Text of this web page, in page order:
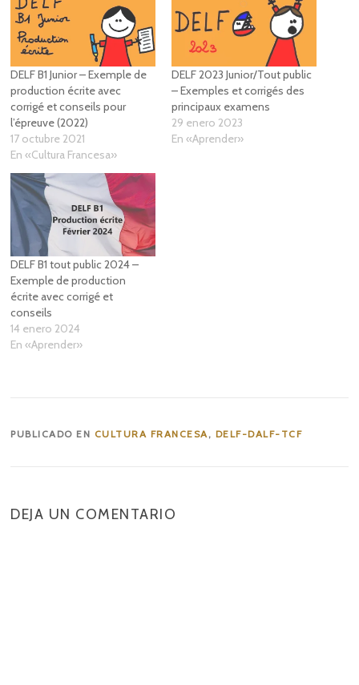
DELF B1 Junior – Exemple de
production écrite avec
corrigé et conseils pour
l’épreuve (2022)
17 octubre 2021
En «Cultura Francesa»
DELF 2023 Junior/Tout public
– Exemples et corrigés des
principaux examens
29 enero 2023
En «Aprender»
DELF B1 tout public 2024 –
Exemple de production
écrite avec corrigé et
conseils
14 enero 2024
En «Aprender»
PUBLICADO EN CULTURA FRANCESA , DELF-DALF-TCF
DEJA UN COMENTARIO